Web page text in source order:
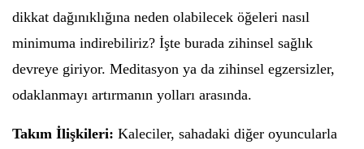
dikkat dağınıklığına neden olabilecek öğeleri nasıl
minimuma indirebiliriz? İşte burada zihinsel sağlık
devreye giriyor. Meditasyon ya da zihinsel egzersizler,
odaklanmayı artırmanın yolları arasında.
Takım İlişkileri: Kaleciler, sahadaki diğer oyuncularla